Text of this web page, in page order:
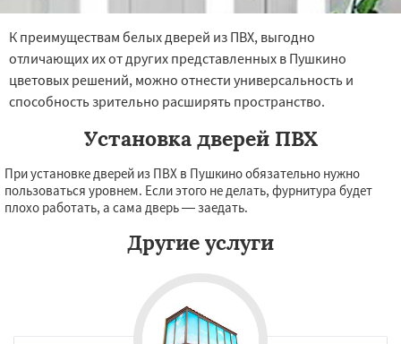
К преимуществам белых дверей из ПВХ, выгодно
отличающих их от других представленных в Пушкино
цветовых решений, можно отнести универсальность и
способность зрительно расширять пространство.
Установка дверей ПВХ
При установке дверей из ПВХ в Пушкино обязательно нужно
пользоваться уровнем. Если этого не делать, фурнитура будет
плохо работать, а сама дверь — заедать.
Другие услуги